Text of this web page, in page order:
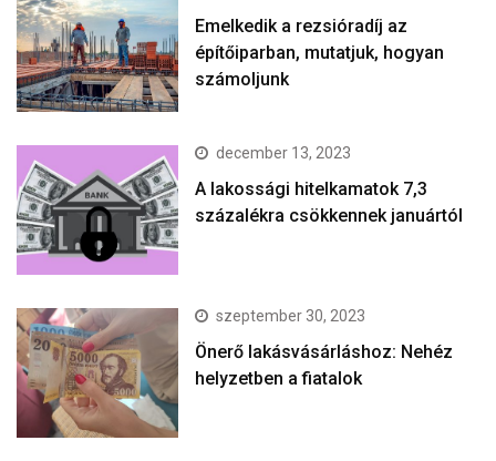
Emelkedik a rezsióradíj az
építőiparban, mutatjuk, hogyan
számoljunk
december 13, 2023
A lakossági hitelkamatok 7,3
százalékra csökkennek januártól
szeptember 30, 2023
Önerő lakásvásárláshoz: Nehéz
helyzetben a fiatalok